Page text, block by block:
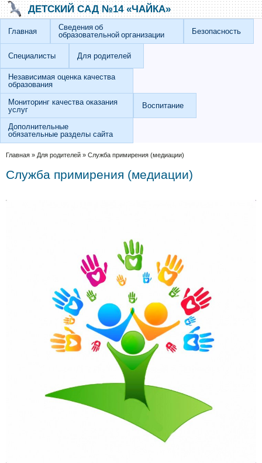
Перейти к основному содержанию
Skip to searchДЕТСКИЙ САД №14 «ЧАЙКА»
Главная
Сведения об
образовательной организации
Безопасность
Специалисты Для родителей
Независимая оценка качества
образования
Мониторинг качества оказания
услуг
Воспитание
Дополнительные
обязательные разделы сайта
Вы здесь
Главная » Для родителей » Служба примирения (медиации)
Служба примирения (медиации)